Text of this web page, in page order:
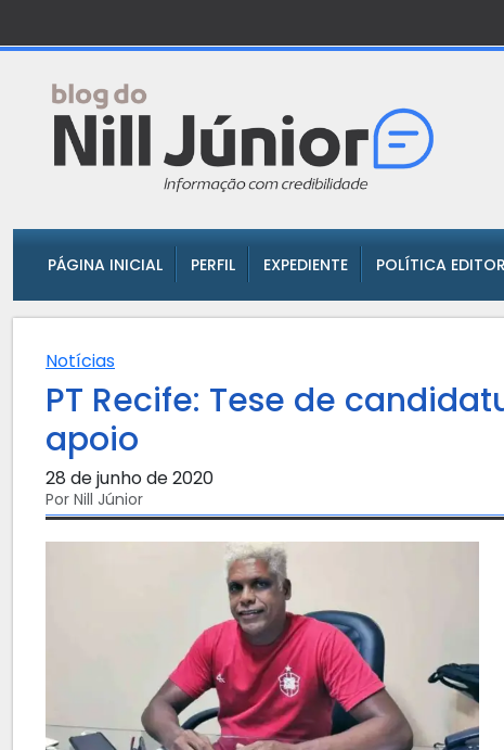
PÁGINA INICIAL PERFIL EXPEDIENTE POLÍTICA
Notícias
PT Recife: Tese de
apoio
28 de junho de 2020
Por Nill Júnior